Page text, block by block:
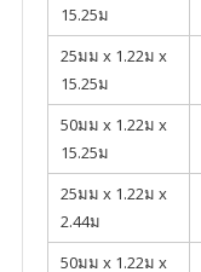
15.25ม
25มม x 1.22ม x
15.25ม
50มม x 1.22ม x
15.25ม
25มม x 1.22ม x
2.44ม
50มม x 1.22ม x